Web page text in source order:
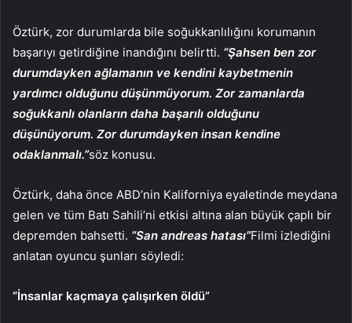
Öztürk, zor durumlarda bile soğukkanlılığını korumanın
başarıyı getirdiğine inandığını belirtti. “Şahsen ben zor
durumdayken ağlamanın ve kendini kaybetmenin
yardımcı olduğunu düşünmüyorum. Zor zamanlarda
soğukkanlı olanların daha başarılı olduğunu
düşünüyorum. Zor durumdayken insan kendine
odaklanmalı.”söz konusu.
Öztürk, daha önce ABD’nin Kaliforniya eyaletinde meydana
gelen ve tüm Batı Sahili’ni etkisi altına alan büyük çaplı bir
depremden bahsetti. “San andreas hatası”Filmi izlediğini
anlatan oyuncu şunları söyledi:
“İnsanlar kaçmaya çalışırken öldü”